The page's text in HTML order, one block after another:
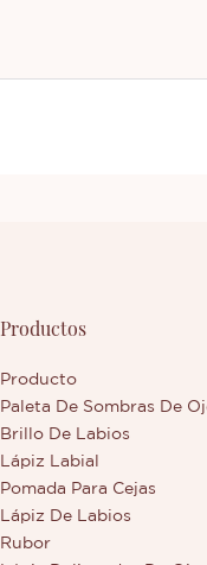
Productos
Producto
Paleta De Sombras De
Brillo De Labios
Lápiz Labial
Pomada Para Cejas
Lápiz De Labios
Rubor